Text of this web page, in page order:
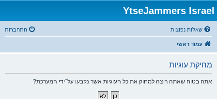
YtseJammers Israel
שאלות נפוצות התחברות
עמוד ראשי
מחיקת עוגיות
אתה בטוח שאתה רוצה למחוק את כל העוגיות אשר נקבעו על־ידי המערכת?